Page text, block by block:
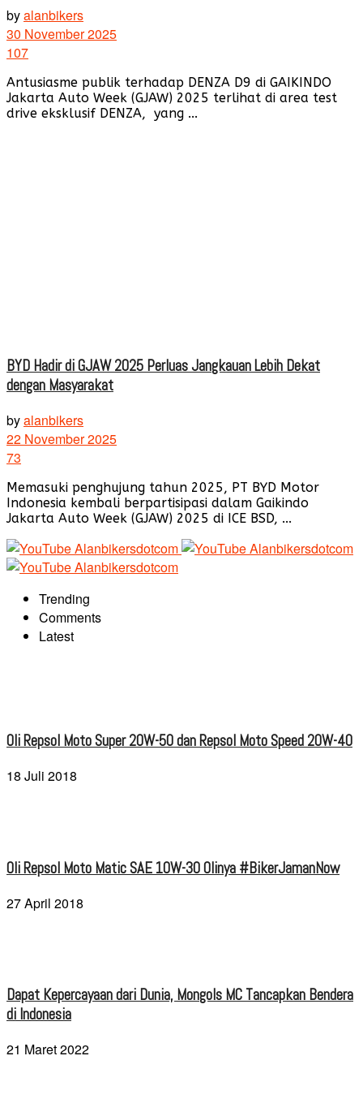
byalanbikers
30 November 2025
107
Antusiasme publik terhadap DENZA D9 di GAIKINDO
Jakarta Auto Week (GJAW) 2025 terlihat di area test
drive eksklusif DENZA, yang ...
BYD Hadir di GJAW 2025 Perluas Jangkauan Lebih Dekat
dengan Masyarakat
byalanbikers
22 November 2025
73
Memasuki penghujung tahun 2025, PT BYD Motor
Indonesia kembali berpartisipasi dalam Gaikindo
Jakarta Auto Week (GJAW) 2025 di ICE BSD, ...
Trending
Comments
Latest
Oli Repsol Moto Super 20W-50 dan Repsol Moto Speed 20W-40
18 Juli 2018
Oli Repsol Moto Matic SAE 10W-30 Olinya #BikerJamanNow
27 April 2018
Dapat Kepercayaan dari Dunia, Mongols MC Tancapkan Bendera
di Indonesia
21 Maret 2022